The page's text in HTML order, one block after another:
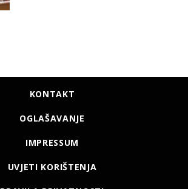
KONTAKT
OGLAŠAVANJE
IMPRESSUM
UVJETI KORIŠTENJA